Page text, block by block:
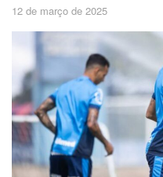
12 de março de 2025